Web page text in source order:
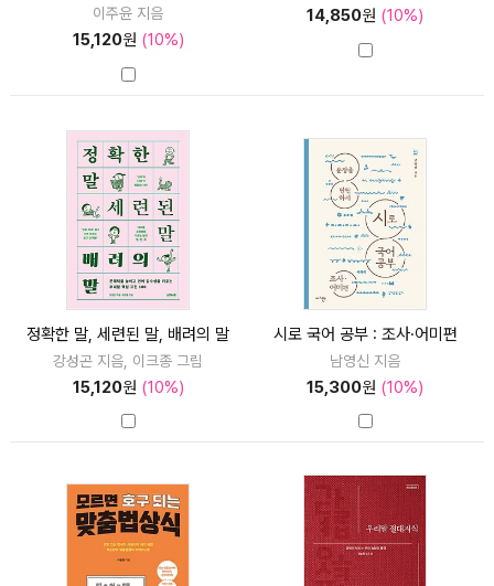
이주윤 지음
15,120원 (10%)
14,850원 (10%)
정확한 말, 세련된 말, 배려의 말
강성곤 지음, 이크종 그림
15,120원 (10%)
시로 국어 공부 : 조사·어미편
남영신 지음
15,300원 (10%)